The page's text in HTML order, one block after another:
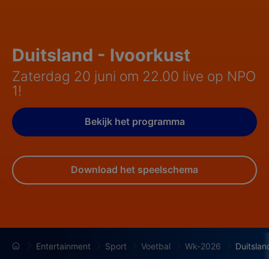
Duitsland - Ivoorkust
Zaterdag 20 juni om 22.00 live op NPO
1!
Bekijk het programma
Download het speelschema
Entertainment Sport Voetbal Wk-2026